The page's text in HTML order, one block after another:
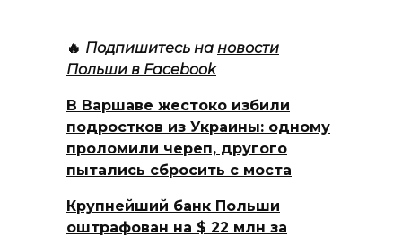
🔥 Подпишитесь на новости
Польши в Facebook
В Варшаве жестоко избили
подростков из Украины: одному
проломили череп, другого
пытались сбросить с моста
Крупнейший банк Польши
оштрафован на $ 22 млн за